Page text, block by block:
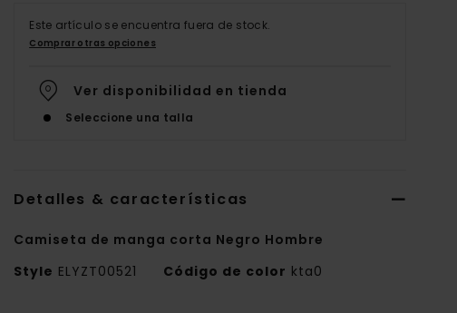
Este artículo se encuentra fuera de stock.
Comprar otras opciones
Ver disponibilidad en tienda
Seleccione una talla
Detalles & características
Camiseta de manga corta Negro Hombre
Style ELYZT00521 Código de color kta0